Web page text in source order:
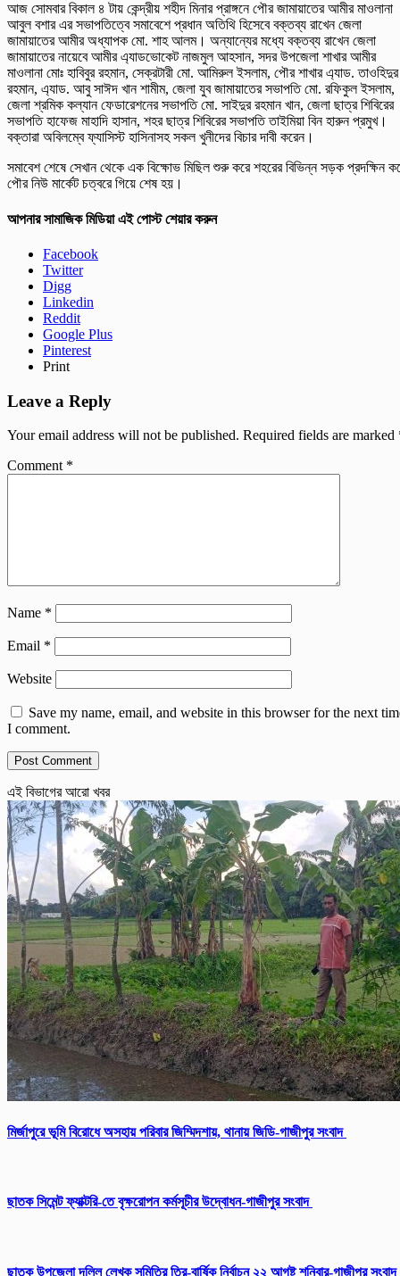
আজ সোমবার বিকাল ৪ টায় কেন্দ্রীয় শহীদ মিনার প্রাঙ্গনে পৌর জামায়াতের আমীর মাওলানা
আবুল বশার এর সভাপতিত্বে সমাবেশে প্রধান অতিথি হিসেবে বক্তব্য রাখেন জেলা
জামায়াতের আমীর অধ্যাপক মো. শাহ আলম। অন্যান্যের মধ্যে বক্তব্য রাখেন জেলা
জামায়াতের নায়েবে আমীর এ্যাডভোকেট নাজমুল আহসান, সদর উপজেলা শাখার আমীর
মাওলানা মোঃ হাবিবুর রহমান, সেক্রটারী মো. আমিরুল ইসলাম, পৌর শাখার এ্যাড. তাওহিদুর
রহমান, এ্যাড. আবু সাঈদ খান শামীম, জেলা যুব জামায়াতের সভাপতি মো. রফিকুল ইসলাম,
জেলা শ্রমিক কল্যান ফেডারেশনের সভাপতি মো. সাইদুর রহমান খান, জেলা ছাত্র শিবিরের
সভাপতি হাফেজ মাহাদি হাসান, শহর ছাত্র শিবিরের সভাপতি তাইমিয়া বিন হারুন প্রমুখ।
বক্তারা অবিলম্বে ফ্যাসিস্ট হাসিনাসহ সকল খুনীদের বিচার দাবী করেন।
সমাবেশ শেষে সেখান থেকে এক বিক্ষোভ মিছিল শুরু করে শহরের বিভিন্ন সড়ক প্রদক্ষিন
পৌর নিউ মার্কেট চত্বরে গিয়ে শেষ হয়।
আপনার সামাজিক মিডিয়া এই পোস্ট শেয়ার করুন
Facebook
Twitter
Digg
Linkedin
Reddit
Google Plus
Pinterest
Print
Leave a Reply
Your email address will not be published. Required fields are marked
Comment *
Name *
Email *
Website
Save my name, email, and website in this browser for the next
I comment.
এই বিভাগের আরো খবর
মির্জাপুরে ভূমি বিরোধে অসহায় পরিবার জিম্মিদশায়, থানায় জিডি-গাজীপুর সংবাদ
ছাতক সিমেন্ট ফ্যাক্টরি-তে বৃক্ষরোপন কর্মসূচীর উদ্বোধন-গাজীপুর সংবাদ
ছাতক উপজেলা দলিল লেখক সমিতির ত্রি-বার্ষিক নির্বাচন ২২ আগষ্ট শনিবার-গাজীপুর সংবাদ